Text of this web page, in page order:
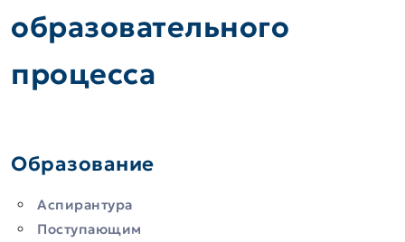
образовательного
процесса
Образование
Аспирантура
Поступающим